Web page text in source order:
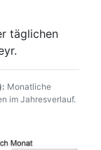
Monatliche
im Jahresverlauf.